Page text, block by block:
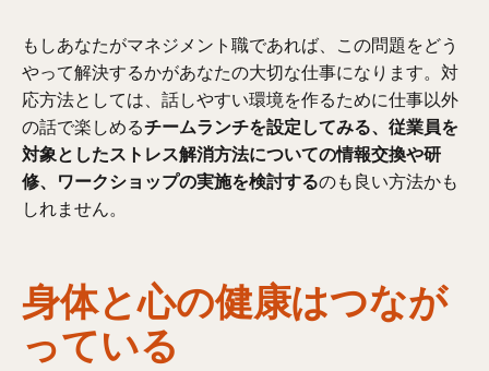
もしあなたがマネジメント職であれば、この問題をどう
やって解決するかがあなたの大切な仕事になります。対
応方法としては、話しやすい環境を作るために仕事以外
の話で楽しめるチームランチを設定してみる、従業員を
対象としたストレス解消方法についての情報交換や研
修、ワークショップの実施を検討するのも良い方法かも
しれません。
身体と心の健康はつなが
っている